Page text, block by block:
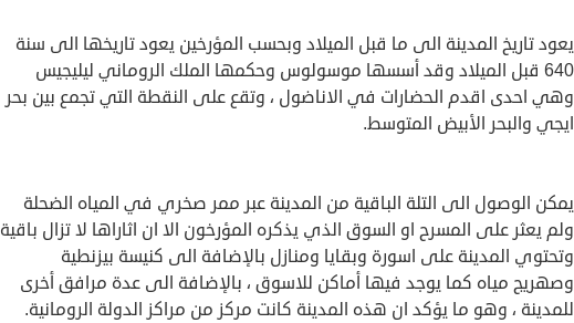
يعود تاريخ المدينة الى ما قبل الميلاد وبحسب المؤرخين يعود تاريخها الى سنة
640 قبل الميلاد وقد أسسها موسولوس وحكمها الملك الروماني ليليجيس
وهي احدى اقدم الحضارات في الاناضول ، وتقع على النقطة التي تجمع بين بحر
ايجي والبحر الأبيض المتوسط.
يمكن الوصول الى التلة الباقية من المدينة عبر ممر صخري في المياه الضحلة
ولم يعثر على المسرح او السوق الذي يذكره المؤرخون الا ان اثاراها لا تزال باقية
وتحتوي المدينة على اسورة وبقايا ومنازل بالإضافة الى كنيسة بيزنطية
وصهريج مياه كما يوجد فيها أماكن للاسوق ، بالإضافة الى عدة مرافق أخرى
للمدينة ، وهو ما يؤكد ان هذه المدينة كانت مركز من مراكز الدولة الرومانية.